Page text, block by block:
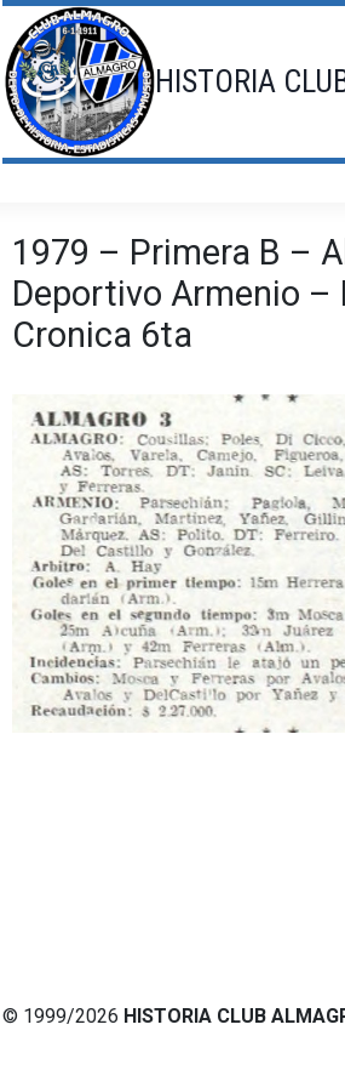
Saltar
al
contenido
HISTORIA
1979 – Primera B –
Deportivo Armenio –
Cronica 6ta
© 1999/2026 HISTORIA CLUB